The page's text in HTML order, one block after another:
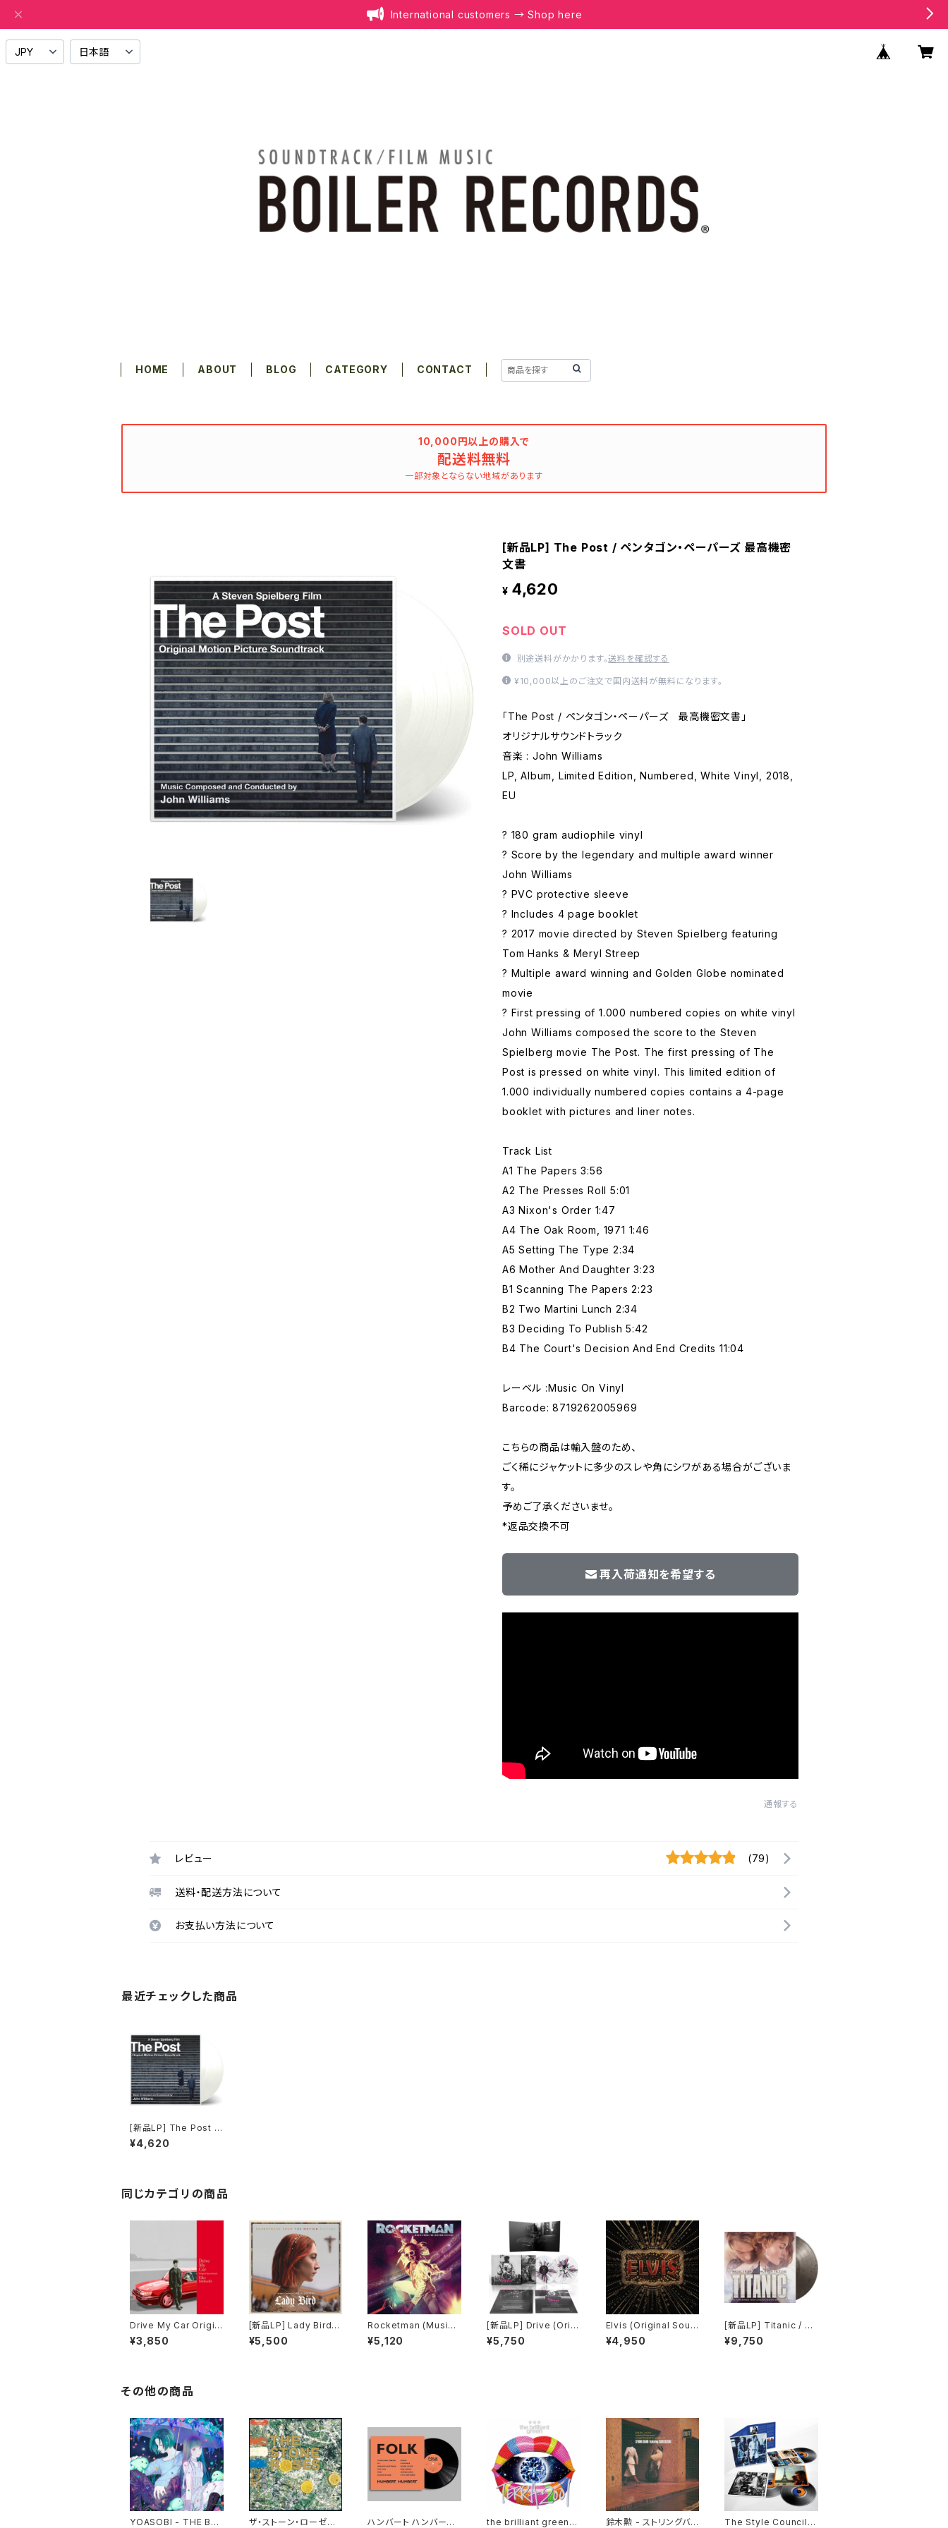
International customers → Shop here
HOME ABOUT BLOG CATEGORY CONTACT
10,000円以上の購入で
配送料無料
一部対象とならない地域があります
[新品LP] The Post / ペンタゴン・ペーパーズ 最高機密
文書
¥ 4,620
SOLD OUT
別途送料がかかります。送料を確認する
¥10,000以上のご注文で国内送料が無料になります。
「The Post / ペンタゴン・ペーパーズ 最高機密文書」
オリジナルサウンドトラック
音楽 : John Williams
LP, Album, Limited Edition, Numbered, White Vinyl, 2018,
EU
? 180 gram audiophile vinyl
? Score by the legendary and multiple award winner
John Williams
? PVC protective sleeve
? Includes 4 page booklet
? 2017 movie directed by Steven Spielberg featuring
Tom Hanks & Meryl Streep
? Multiple award winning and Golden Globe nominated
movie
? First pressing of 1.000 numbered copies on white vinyl
John Williams composed the score to the Steven
Spielberg movie The Post. The first pressing of The
Post is pressed on white vinyl. This limited edition of
1.000 individually numbered copies contains a 4-page
booklet with pictures and liner notes.
Track List
A1 The Papers 3:56
A2 The Presses Roll 5:01
A3 Nixon's Order 1:47
A4 The Oak Room, 1971 1:46
A5 Setting The Type 2:34
A6 Mother And Daughter 3:23
B1 Scanning The Papers 2:23
B2 Two Martini Lunch 2:34
B3 Deciding To Publish 5:42
B4 The Court's Decision And End Credits 11:04
レーベル :Music On Vinyl
Barcode: 8719262005969
こちらの商品は輸入盤のため、
ごく稀にジャケットに多少のスレや角にシワがある場合がございま
す。
予めご了承くださいませ。
*返品交換不可
再入荷通知を希望する
通報する
レビュー (79)
送料・配送方法について
お支払い方法について
最近チェックした商品
[新品LP] The Post /
ペンタゴン・ペーパーズ
最高機密文書
¥4,620
同じカテゴリの商品
Drive My Car Origin
al Soundtrack＜初回
限定生産盤＞
¥3,850
[新品LP] Lady Bird /
レディ・バード
¥5,500
Rocketman (Music
From the Motion Pic
ture)
¥5,120
[新品LP] Drive (Origi
nal Motion Picture S
oundtrack) - Cliff M
¥5,750
Elvis (Original Soun
dtrack)
¥4,950
[新品LP] Titanic / タ
イタニック (Colored V
inyl, Silver, Black, 1
¥9,750
その他の商品
YOASOBI - THE BO
ザ・ストーン・ローゼズ
ハンバート ハンバート -
the brilliant green -
鈴木勲 - ストリングバン
The Style Council -